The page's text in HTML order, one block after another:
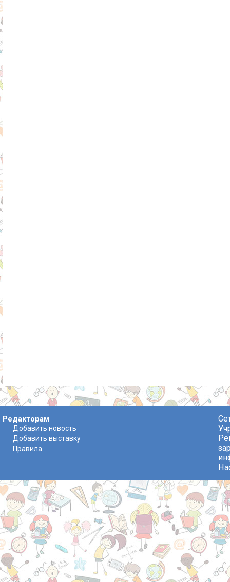
Редакторам
Добавить новость
Добавить выставку
Правила